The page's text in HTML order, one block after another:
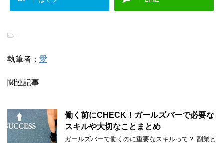
-
執筆者： 愛
関連記事
働く前にCHECK！ガールズバーで必要な
スキルや大切なことまとめ
ガールズバーで働くのに重要なスキルって？ 副業と